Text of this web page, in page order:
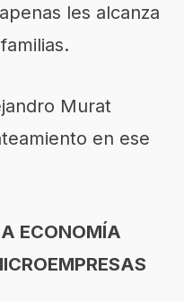
les alcanza
Murat
en ese
ECONOMÍA